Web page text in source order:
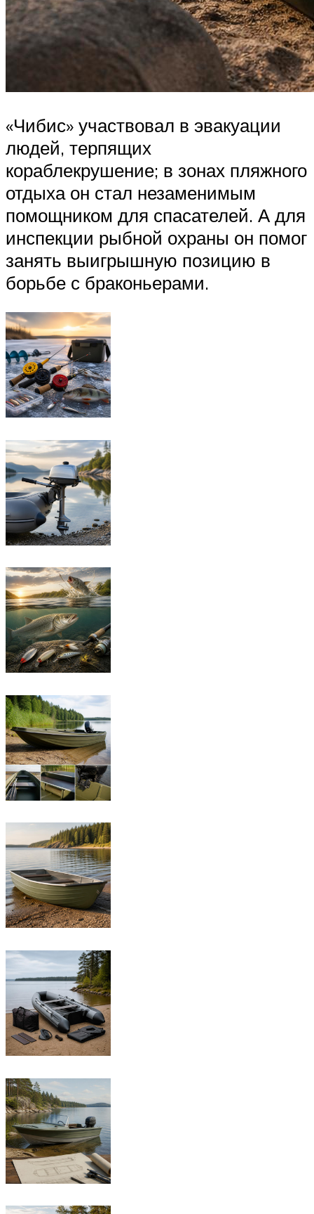
«Чибис» участвовал в эвакуации
людей, терпящих
кораблекрушение; в зонах пляжного
отдыха он стал незаменимым
помощником для спасателей. А для
инспекции рыбной охраны он помог
занять выигрышную позицию в
борьбе с браконьерами.